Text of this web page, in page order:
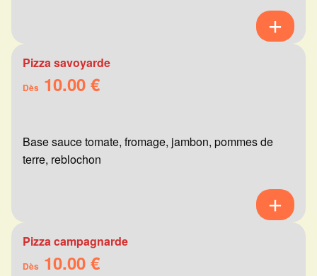
Pizza savoyarde
Dès 10.00 €
Base sauce tomate, fromage, jambon, pommes de
terre, reblochon
Pizza campagnarde
Dès 10.00 €